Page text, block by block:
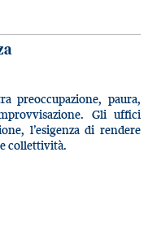
preoccupazione, paura,
Gli uffici
l’esigenza di rendere
collettività.